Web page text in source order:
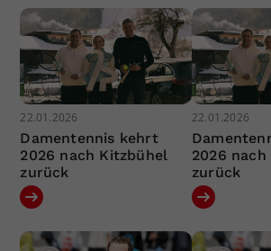
22.01.2026
Damentennis kehrt
2026 nach Kitzbühel
zurück
22.01.2026
2026
zurück